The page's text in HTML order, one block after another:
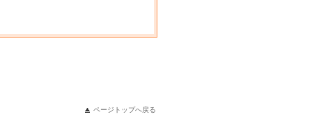
ページトップへ戻る